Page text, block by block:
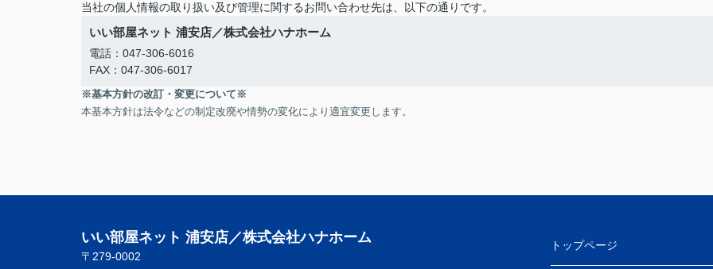
当社の個人情報の取り扱い及び管理に関するお問い合わせ先は、以下の通りです。
いい部屋ネット 浦安店／株式会社ハナホーム
電話：047-306-6016
FAX：047-306-6017
※基本方針の改訂・変更について※
本基本方針は法令などの制定改廃や情勢の変化により適宜変更します。
いい部屋ネット 浦安店／株式会社ハナホーム
〒279-0002
トップページ